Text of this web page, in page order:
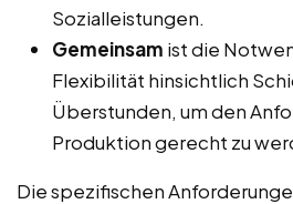
Sozialleistungen.
Gemeinsam ist die
Flexibilität hinsichtlich
Überstunden, um den
Produktion gerecht zu
Die spezifischen